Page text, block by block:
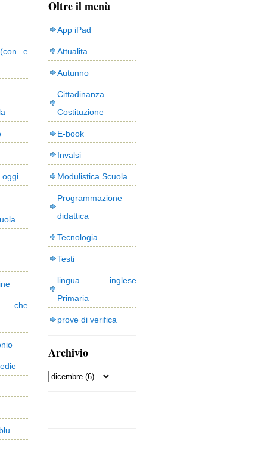
e
oggi
che
Oltre il menù
App iPad
Attualita
Autunno
Cittadinanza
Costituzione
E-book
Invalsi
Modulistica Scuola
Programmazione
didattica
Tecnologia
Testi
lingua inglese
Primaria
prove di verifica
Archivio